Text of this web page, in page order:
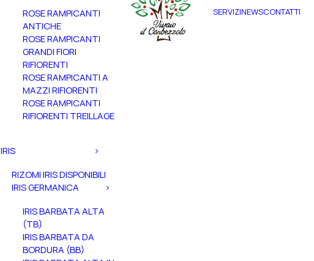
ROSE RAMPICANTI
ANTICHE
ROSE RAMPICANTI
GRANDI FIORI
RIFIORENTI
ROSE RAMPICANTI A
MAZZI RIFIORENTI
ROSE RAMPICANTI
RIFIORENTI TREILLAGE
IRIS
RIZOMI IRIS DISPONIBILI
IRIS GERMANICA
IRIS BARBATA ALTA
(TB)
IRIS BARBATA DA
BORDURA (BB)
SERVIZINEWSCONTATTI